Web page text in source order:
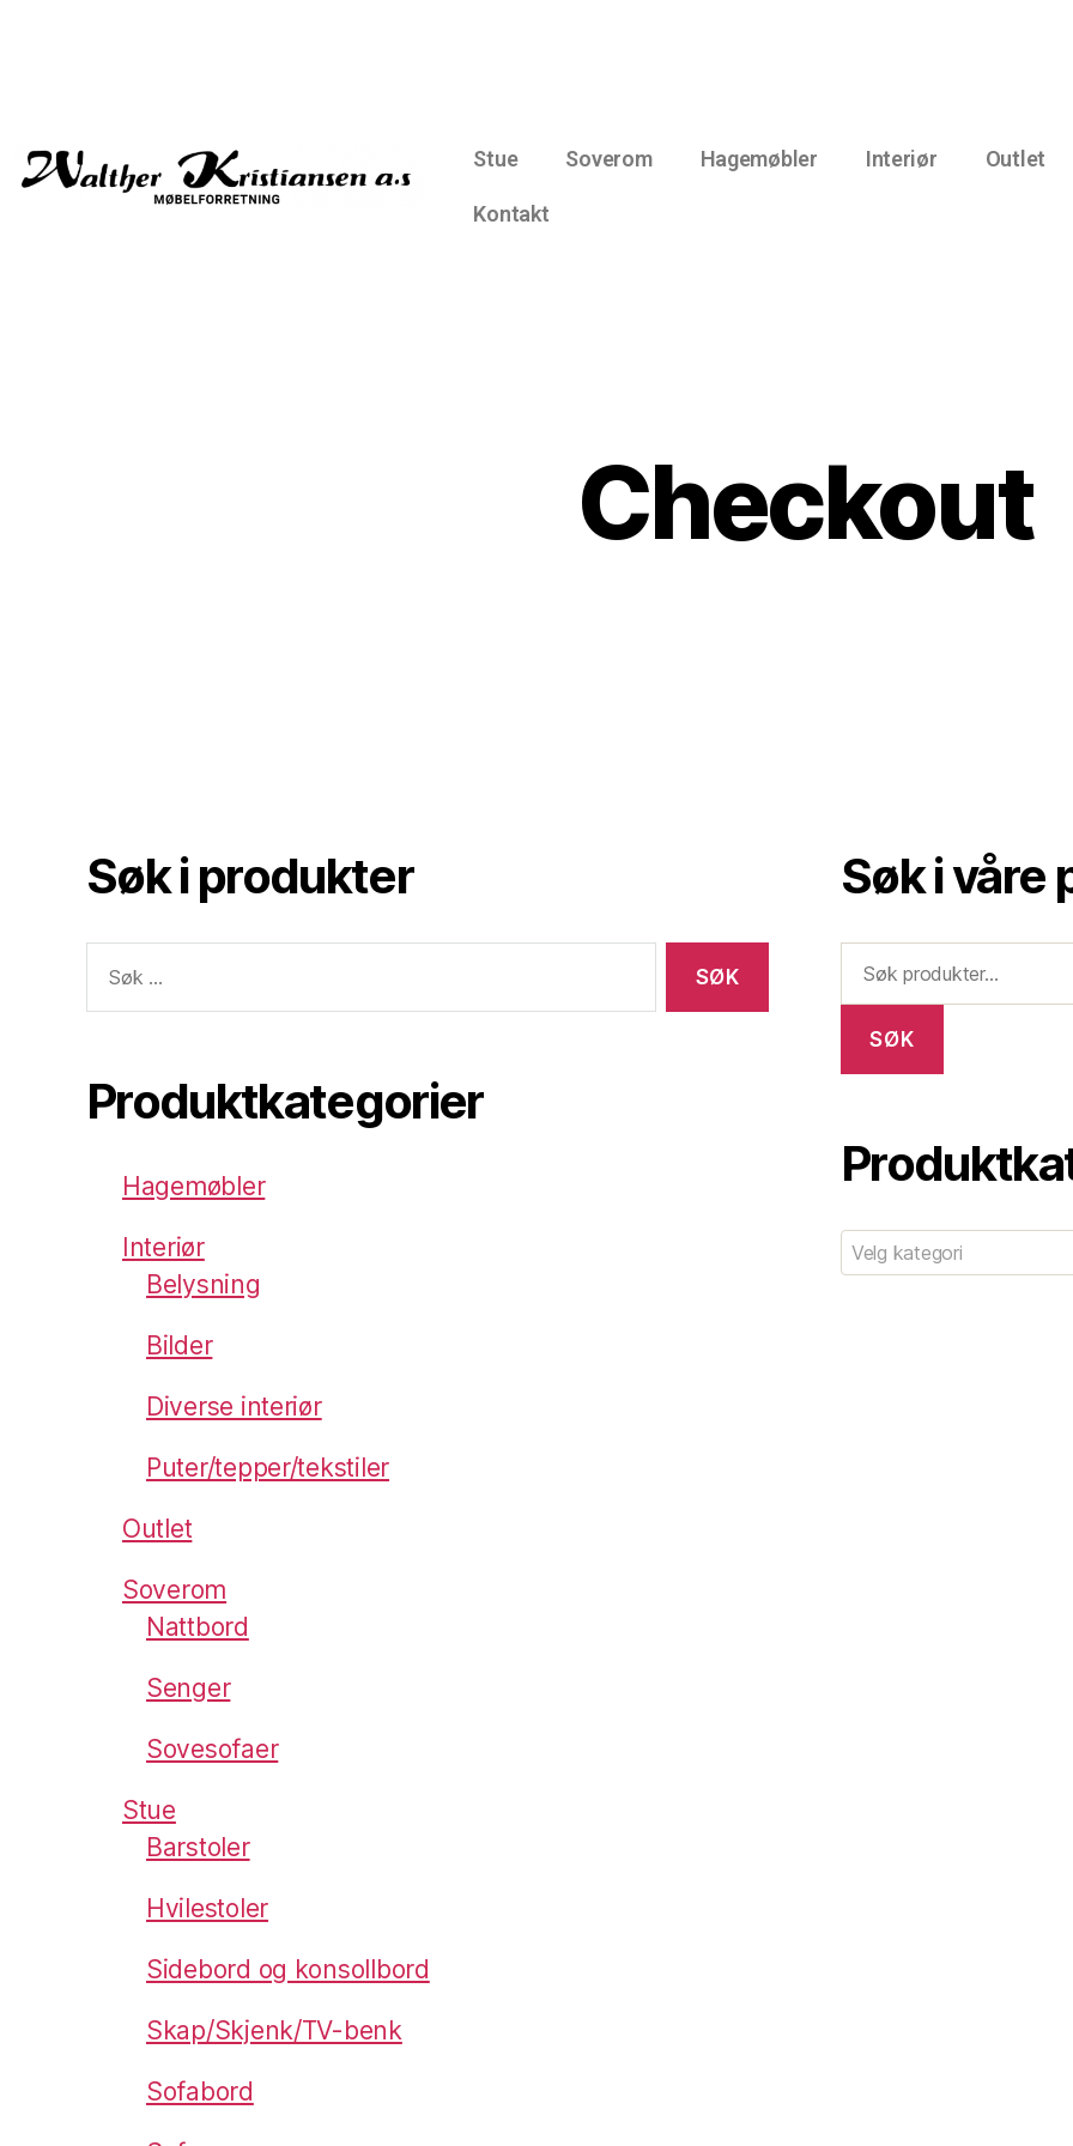
Stue Soverom Hagemøbler Interiør Outlet
Kontakt
Checkout
Søk i produkter
Produktkategorier
Hagemøbler
Interiør
Belysning
Bilder
Diverse interiør
Puter/tepper/tekstiler
Outlet
Soverom
Nattbord
Senger
Sovesofaer
Stue
Barstoler
Hvilestoler
Sidebord og konsollbord
Skap/Skjenk/TV-benk
Sofabord
Søk i våre
SØK
Velg kategori